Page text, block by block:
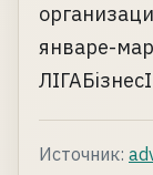
январе-
Источник: